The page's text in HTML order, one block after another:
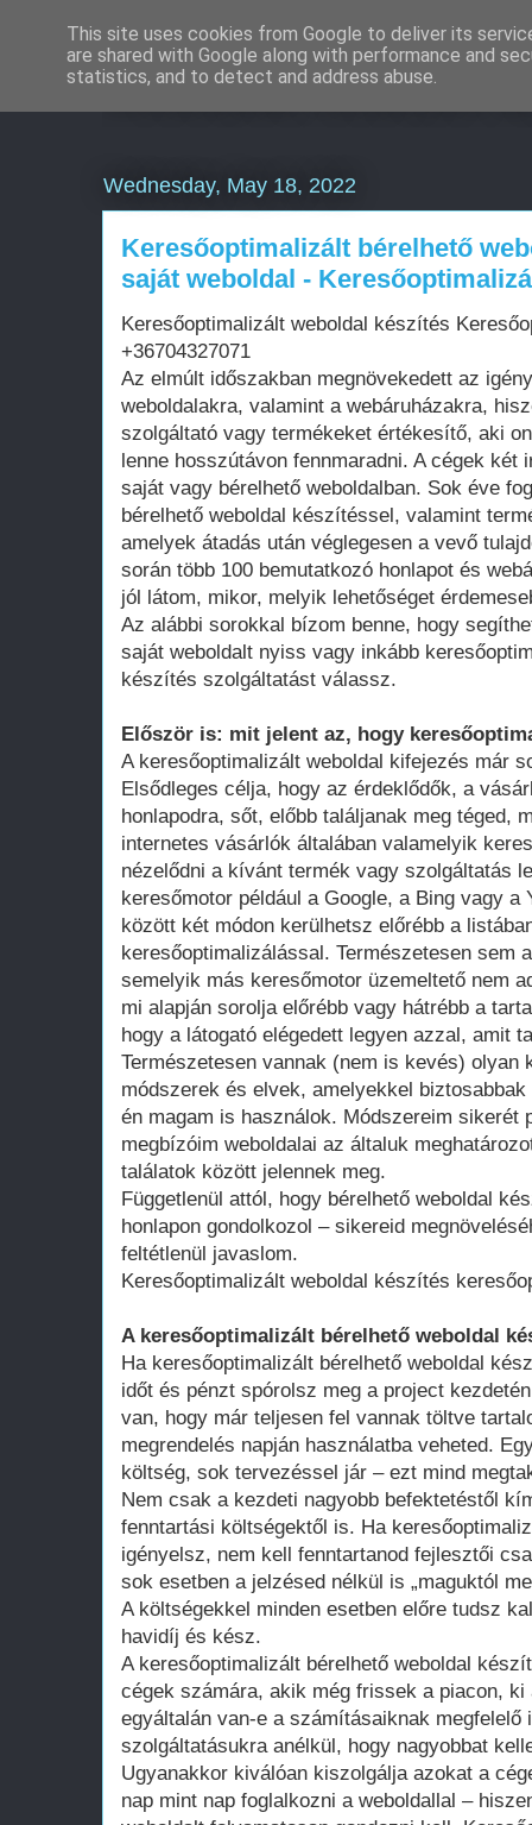
Weboldal készítés
Wednesday, May 18, 2022
Keresőoptimalizált bérelhető
saját weboldal -
Keresőoptimalizált weboldal készítés
+36704327071
Az elmúlt időszakban megnövekedett az
weboldalakra, valamint a webáruházakra,
szolgáltató vagy termékeket értékesítő, aki
lenne hosszútávon fennmaradni. A cégek két
saját vagy bérelhető weboldalban. Sok éve
bérelhető weboldal készítéssel, valamint
amelyek átadás után véglegesen a vevő
során több 100 bemutatkozó honlapot és
jól látom, mikor, melyik lehetőséget
Az alábbi sorokkal bízom benne, hogy
saját weboldalt nyiss vagy inkább
készítés szolgáltatást válassz.
Először is: mit jelent az, hogy
A keresőoptimalizált weboldal kifejezés már
Elsődleges célja, hogy az érdeklődők, a
honlapodra, sőt, előbb találjanak meg téged,
internetes vásárlók általában valamelyik
nézelődni a kívánt termék vagy szolgáltatás
keresőmotor például a Google, a Bing vagy a
között két módon kerülhetsz előrébb a
keresőoptimalizálással. Természetesen sem
semelyik más keresőmotor üzemeltető nem
mi alapján sorolja előrébb vagy hátrébb a
hogy a látogató elégedett legyen azzal, amit
Természetesen vannak (nem is kevés) olyan
módszerek és elvek, amelyekkel
én magam is használok. Módszereim sikerét
megbízóim weboldalai az általuk
találatok között jelennek meg.
Függetlenül attól, hogy bérelhető weboldal
honlapon gondolkozol – sikereid
feltétlenül javaslom.
Keresőoptimalizált weboldal készítés
A keresőoptimalizált bérelhető weboldal
Ha keresőoptimalizált bérelhető weboldal
időt és pénzt spórolsz meg a project
van, hogy már teljesen fel vannak töltve
megrendelés napján használatba veheted.
költség, sok tervezéssel jár – ezt mind
Nem csak a kezdeti nagyobb befektetéstől
fenntartási költségektől is. Ha
igényelsz, nem kell fenntartanod fejlesztői
sok esetben a jelzésed nélkül is „maguktól
A költségekkel minden esetben előre tudsz
havidíj és kész.
A keresőoptimalizált bérelhető weboldal
cégek számára, akik még frissek a piacon, ki
egyáltalán van-e a számításaiknak megfelelő
szolgáltatásukra anélkül, hogy nagyobbat
Ugyanakkor kiválóan kiszolgálja azokat a
nap mint nap foglalkozni a weboldallal –
This site uses cookies from Google to deliver its
are shared with Google along with performance and
statistics, and to detect and address abuse.